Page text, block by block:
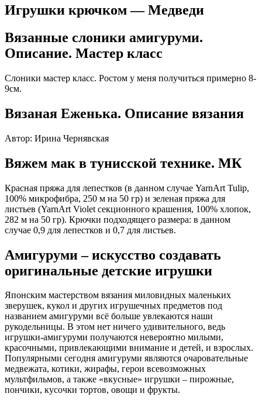
Игрушки крючком — Медведи
Вязанные слоники амигуруми.
Описание. Мастер класс
Слоники мастер класс. Ростом у меня получиться примерно 8-
9см.
​Вязаная Еженька. Описание вязания
Автор: Ирина Чернявская
Вяжем мак в тунисской технике. МК
Красная пряжа для лепестков (в данном случае YarnArt Tulip,
100% микрофибра, 250 м на 50 гр) и зеленая пряжа для
листьев (YarnArt Violet секционного крашения, 100% хлопок,
282 м на 50 гр). Крючки подходящего размера: в данном
случае 0,9 для лепестков и 0,7 для листьев.
Амигуруми – искусство создавать
оригинальные детские игрушки
Японским мастерством вязания миловидных маленьких
зверушек, кукол и других игрушечных предметов под
названием амигуруми всё больше увлекаются наши
рукодельницы. В этом нет ничего удивительного, ведь
игрушки-амигуруми получаются невероятно милыми,
красочными, привлекающими внимание и детей, и взрослых.
Популярными сегодня амигуруми являются очаровательные
медвежата, котики, жирафы, герои всевозможных
мультфильмов, а также «вкусные» игрушки – пирожные,
пончики, кусочки тортов, овощи и фрукты.